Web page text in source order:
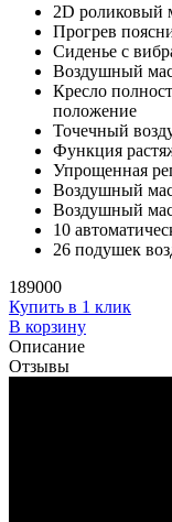
2D роликовый
Прогрев
Сиденье с
Воздушный
Кресло
положение
Точечный
Функция
Упрощенная
Воздушный
Воздушный
10
26 подушек
189000
Купить в 1 клик
В корзину
Описание
Отзывы